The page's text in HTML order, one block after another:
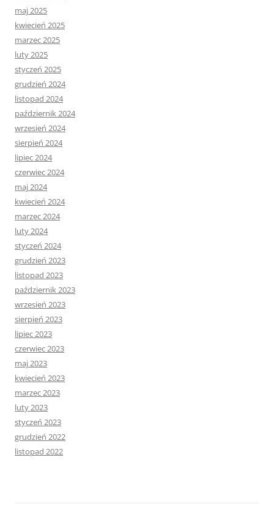
maj 2025
kwiecień 2025
marzec 2025
luty 2025
styczeń 2025
grudzień 2024
listopad 2024
październik 2024
wrzesień 2024
sierpień 2024
lipiec 2024
czerwiec 2024
maj 2024
kwiecień 2024
marzec 2024
luty 2024
styczeń 2024
grudzień 2023
listopad 2023
październik 2023
wrzesień 2023
sierpień 2023
lipiec 2023
czerwiec 2023
maj 2023
kwiecień 2023
marzec 2023
luty 2023
styczeń 2023
grudzień 2022
listopad 2022